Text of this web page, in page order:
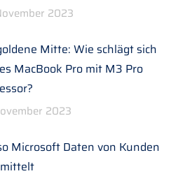
2023
Mitte: Wie schlägt sich
MacBook Pro mit M3 Pro
2023
Microsoft Daten von Kunden